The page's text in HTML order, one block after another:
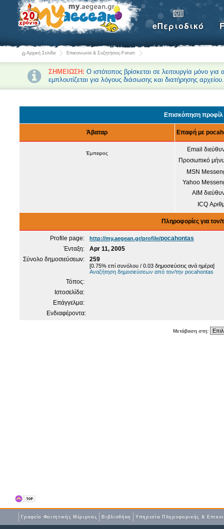
eΠεριοδικό
Αρχική Σελίδα Επικοινωνία & Συζητήσεις-Forum
ΣΗΜΕΙΩΣΗ: Ο ιστότοπος βρίσκεται σε λειτουργία μόνο
εμπλουτίζεται για λόγους διάσωσης και διατήρησης αρχείου.
Επισκόπηση
Άβαταρ Επαφή με
Έμπειρος
Email
Προσωπικό
MSN
Yahoo
AIM
ICQ
Πληροφορίες για
Profile page: http://my.aegean.gr/profile/pocahontas
Ένταξη:
Apr 11, 2005
Σύνολο δημοσιεύσεων:
259
[0.75% επί συνόλου / 0.03 δημοσιεύσεις ανά ημέρα]
Αναζήτηση δημοσιεύσεων από τον/την pocahontas
Τόπος:
Ιστοσελίδα:
Επάγγελμα:
Ενδιαφέροντα:
Μετάβαση στη:
Γραφείο Φοιτητικής Μέριμνας Βιβλιοθήκη Yπηρεσία Πληροφορικής &